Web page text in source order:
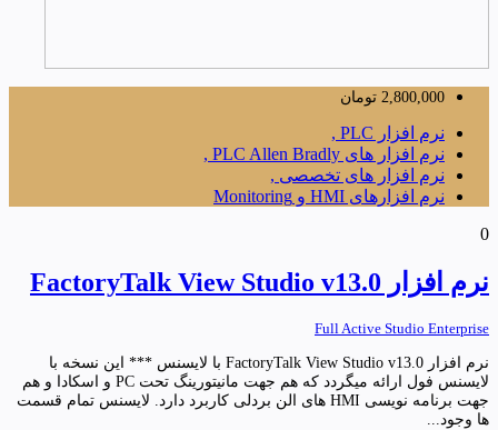
2,800,000 تومان
نرم افزار PLC ,
نرم افزار های PLC Allen Bradly ,
نرم افزار های تخصصی ,
نرم افزارهای HMI و Monitoring
0
نرم افزار FactoryTalk View Studio v13.0
Full Active Studio Enterprise
نرم افزار FactoryTalk View Studio v13.0 با لایسنس *** این نسخه با
لایسنس فول ارائه میگردد که هم جهت مانیتورینگ تحت PC و اسکادا و هم
جهت برنامه نویسی HMI های الن بردلی کاربرد دارد. لایسنس تمام قسمت
ها وجود...